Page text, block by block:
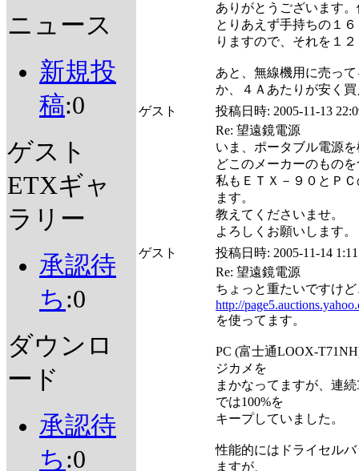
ニュース
新規投
稿:0
ゲスト
ETXギャ
ラリー
承認待
ち :0
ダウンロ
ード
承認待
ち :0
ありがとうございます
とりあえず手持ちの１
りますので、それを１
あと、無線機用に売っ
か、４Ａあたりが安く
ゲスト
投稿日時: 2005-11-13
Re: 望遠鏡電源
いま、ポータブル電源
どこのメーカーのもの
私もＥＴＸ－９０とＰ
ます。
教えてくださいませ。
よろしくお願いします。
ゲスト
投稿日時: 2005-11-14 1:11
Re: 望遠鏡電源
ちょっと重たいですけど
http://
を使ってます。
PC (富士通LOOX-
ジカメを
まかなってますが、連
では100%を
キープしていました。
性能的にはドライセル
ますが、